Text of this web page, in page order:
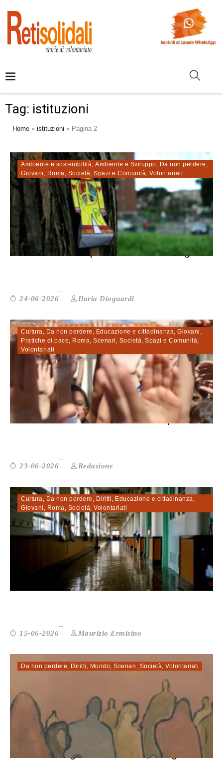
Tag: istituzioni
Home » istituzioni » Pagina 2
Ambiente e sostenibilità, Ambiente e Sviluppo, Da non perdere ,
Giovani , Roma, Società, Spazi e Comunità, Volontariati
Settimana delle periferie. Charlemagn...
24-06-2026 Ilaria Dioguardi
Cultura, Da non perdere , Educazione e cittadinanza, Giovani ,
Pratiche di pace, Roma, Scenari , Società, Spazi e Comunità,
Volontariati
«La scuola Valditara chiude e separa....
23-06-2026 Redazione
Cultura, Da non perdere , Diritti, Educazione e cittadinanza,
Giovani , Roma, Società, Volontariati
La riforma Valditara e il futuro dell...
15-06-2026 Maurizio Ermisino
Da non perdere, Diritti , Mondo, Scenari , Società, Volontariati
Sul Patto migrazione e asilo, in vigo...